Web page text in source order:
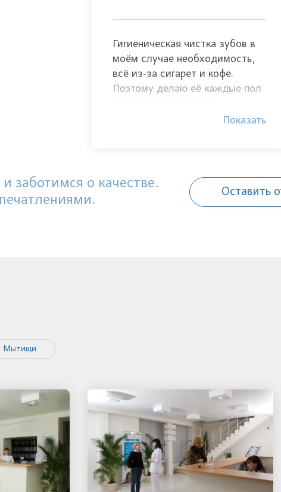
Гигиеническая чистка зубов в
моём случае необходимость,
всё из-за сигарет и кофе.
Поэтому делаю её каждые пол
Показать
заботимся о качестве.
Оставить
Мытищи